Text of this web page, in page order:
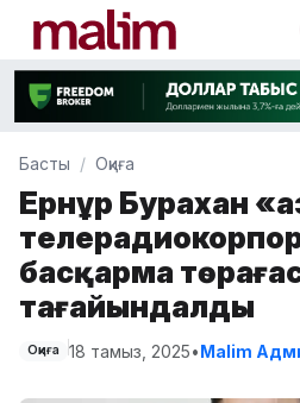
Басты Оқиға
Ернұр Бурахан
басқарма
тағайындалды
Оқиға 18 тамыз, 2025•Malim